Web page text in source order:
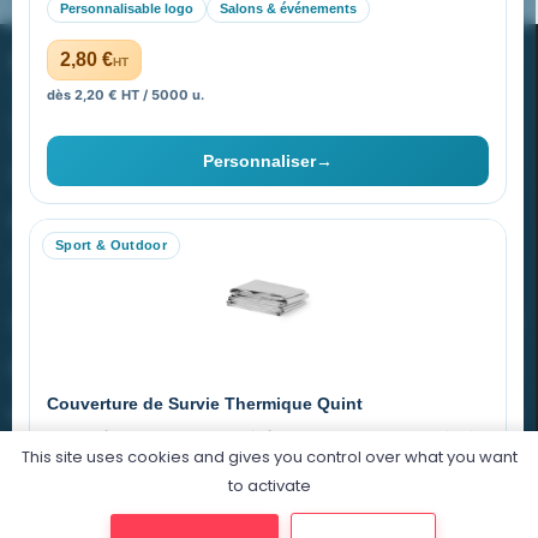
Personnalisable logo Salons & événements
2,80 €HT
dès 2,20 € HT / 5000 u.
Personnaliser→
Sport & Outdoor
Couverture de Survie Thermique Quint
Imperméable et coupe-vent, idéale pour le sport et le plein air.
PROMENOCH GOODIES
40 rue Madeleine Michelis
92 200 Neuilly
NOTRE SOCIÉTÉ
This site uses cookies and gives you control over what you want
to activate